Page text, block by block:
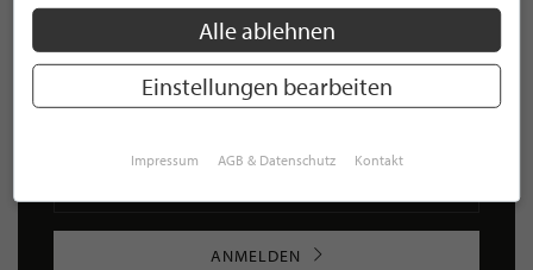
unseren STILPUNKTE®-Newsletter an und profitieren Sie
Neuigkeiten, Trendsund
Mit der Anmeldung für unseren Newsletter stimmen Sie
Datenschutzbestimmungenzu. EineAbmeldung
ANMELDEN
Alle ablehnen
Einstellungen bearbeiten
Impressum AGB & Datenschutz Kontakt